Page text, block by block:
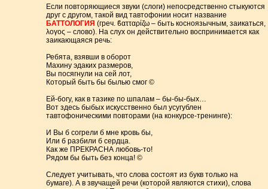
Если повторяющиеся звуки (слоги) непосредственно стыкуются
друг с другом, такой вид тавтофонии носит название
БАТТОЛОГИЯ (греч. ϐατταρίζω – быть косноязычным, заикаться,
λογος – слово). На слух он действительно воспринимается как
заикающаяся речь:
Ребята, взявши в оборот
Махину эдаких размеров,
Вы посягнули на сей лот,
Который быть бы былью смог ©
Ей-богу, как в тазике по шпалам – бы-бы-бых…
Вот здесь быбых искусственно был усугублен
тавтофоническими повторами (на конкурсе-тренинге):
И Вы б согрели б мне кровь бы,
Или б разбили б сердца.
Как же ПРЕКРАСНА любовь-то!
Рядом бы быть без конца! ©
Следует учитывать, что слова состоят из букв только на
бумаге). А в звучащей речи (которой являются стихи), слова